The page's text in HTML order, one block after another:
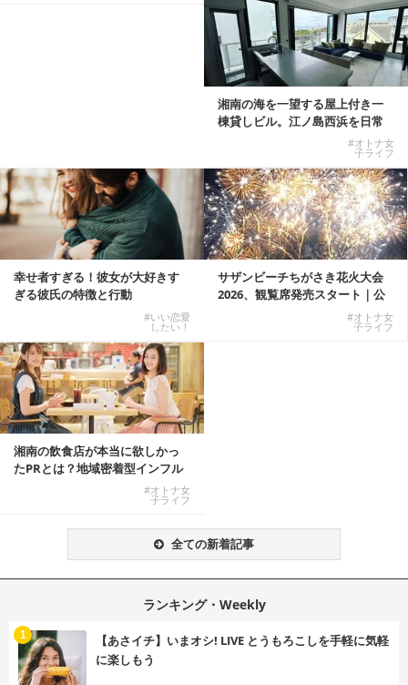
湘南の海を一望する屋上付き一
棟貸しビル。江ノ島西浜を日常
#オトナ女
子ライフ
幸せ者すぎる！彼女が大好きす
ぎる彼氏の特徴と行動
#いい恋愛
したい！
サザンビーチちがさき花火大会
2026、観覧席発売スタート｜公
#オトナ女
子ライフ
湘南の飲食店が本当に欲しかっ
たPRとは？地域密着型インフル
#オトナ女
子ライフ
全ての新着記事
ランキング・Weekly
【あさイチ】いまオシ! LIVE とうもろこしを手軽に気軽
に楽しもう
1